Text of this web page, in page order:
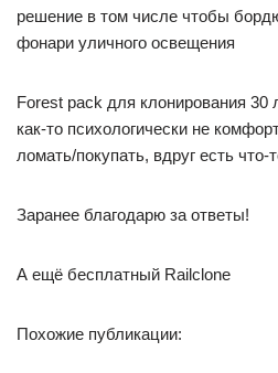
решение в том числе чтобы
фонари уличного освещения
Forest pack для клонирования 30
как-то психологически не
ломать/покупать, вдруг есть
Заранее благодарю за ответы!
А ещё бесплатный Railclone
Похожие публикации: